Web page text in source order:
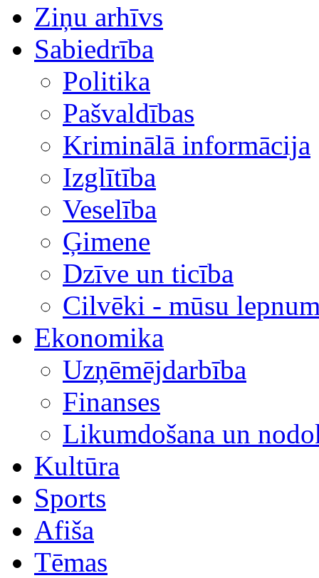
Ziņu arhīvs
Sabiedrība
Politika
Pašvaldības
Kriminālā informācija
Izglītība
Veselība
Ģimene
Dzīve un ticība
Cilvēki - mūsu
Ekonomika
Uzņēmējdarbība
Finanses
Likumdošana un
Kultūra
Sports
Afiša
Tēmas